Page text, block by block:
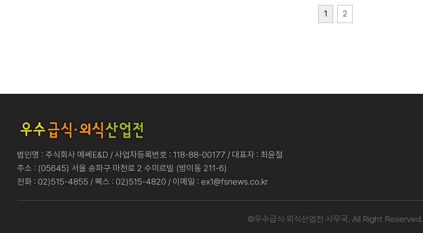
1 2
법인명 : 주식회사 메쎄E&D / 사업자등록번호 : 118-88-00177 / 대표자 : 최윤철
주소 : (05645) 서울 송파구 마천로 2 수미르빌 (방이동 211-6)
전화 : 02)515-4855 / 팩스 : 02)515-4820 / 이메일 : ex1@fsnews.co.kr
©우수급식·외식산업전 사무국. All Right Reserved.